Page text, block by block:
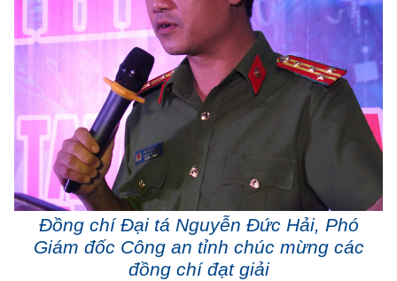
Đồng chí Đại tá Nguyễn Đức Hải, Phó
Giám đốc Công an tỉnh chúc mừng các
đồng chí đạt giải